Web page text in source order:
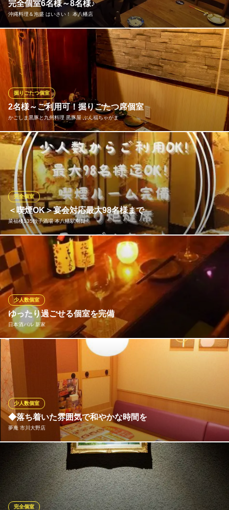
ＪＲ本八幡駅北口 徒歩2分
千葉県市川市八幡2-7-6
完全個室6名様～8名様♪
沖縄料理＆泡盛 はいさい！ 本八幡店
完全に仕切られた個室ですので落ち着いてお食事を楽しみたい方
や、内内でのお祝いやパーティーにも最適です。
沖縄料理＆泡盛 はいさい！ 本八幡店
居酒屋/沖縄料理
ＪＲ総武線本八幡駅 徒歩3分
千葉県市川市八幡2-13-16 2F
2名様～ご利用可！掘りごたつ席個室
かごしま黒豚と九州料理 黒豚屋 ぶん福ちゃがま
掘りごたつ個室
足を下ろしてゆったりとおくつろぎいただける人気の掘りごたつ
席個室は、2名様からご利用いただけます。また、各席カーテンを
外すことで、大人数でのご宴会も可能です。少人数のご宴会か
ら、中規模の飲み会まで幅広いシーンに対応可能。周りを気にせ
ずプライベートなご宴会をお楽しみくださいませ！
かごしま黒豚と九州料理 黒豚屋 ぶん福ちゃがま
本八幡ビアガーデン
京成本線京成八幡駅 徒歩2分
千葉県市川市八幡3-27-21 千田ビル1F
＜喫煙OK＞宴会対応最大98名様まで
菜福楼135餃子酒場 本八幡駅南口
完全個室
店内は、木のインテリアや温かみのある照明が落ち着いた雰囲気
を醸し出すお洒落な空間。当店のお席は全室個室となっているた
め、プライベート感を感じながらゆったりとお食事をお楽しみい
ただけます。ご宴会は最大98名様迄ご利用可能です。 少人数でも
ご利用可能な完全個室なので、デートにも最適です！
菜福楼135餃子酒場 本八幡駅南口
食べ放題/居酒屋/中華
ＪＲ総武線本八幡駅南口 徒歩1分
千葉県市川市南八幡4-2-3 丸玉第一ビルB1
ゆったり過ごせる個室を完備
日本酒バル 新家
少人数個室
店内は、木が基調のあたたかい空間。気軽に飲んで帰れる通常テ
ーブル席の他、少人数の個室を複数完備しております。二人っき
りで過ごせるおこもり個室は、デートにおすすめのお席です♪
日本酒バル 新家
個室席多数◇日本酒宴会
ＪＲ総武線本八幡駅北口 徒歩1分
千葉県市川市八幡2-13-16 しなだや2F
◆落ち着いた雰囲気で和やかな時間を
夢庵 市川大野店
少人数個室
和を基調とした落ち着いた店内は、長寿のお祝いや法要など、静
かにお食事を楽しみたい行事にも最適。心穏やかなひとときを演
出いたします。ママ会や、親族でのお集まり、職場の会食など多
彩なシーンでご利用ください。 ※写真はイメージです。店舗ごと
にお席が違います。
完全個室